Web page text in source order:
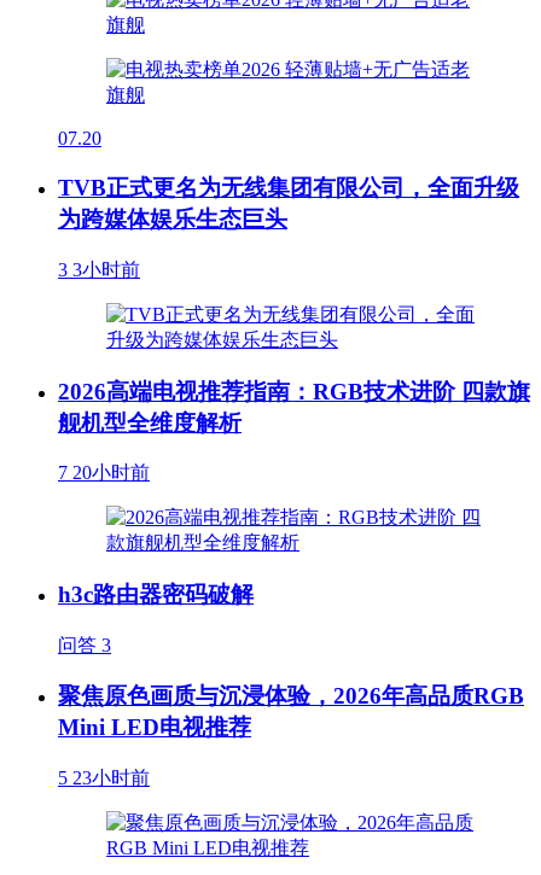
07.20
TVB正式更名为无线集团有限公司，全面升级
为跨媒体娱乐生态巨头
3 3小时前
2026高端电视推荐指南：RGB技术进阶 四款旗
舰机型全维度解析
7 20小时前
h3c路由器密码破解
问答 3
聚焦原色画质与沉浸体验，2026年高品质RGB
Mini LED电视推荐
5 23小时前